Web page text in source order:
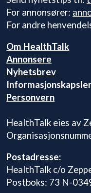
For annonsører:
For andre
Om HealthTalk
Annonsere
Nyhetsbrev
Informasjonskapsler
Personvern
HealthTalk eies av
Postadresse:
HealthTalk c/o
Postboks: 73 N-